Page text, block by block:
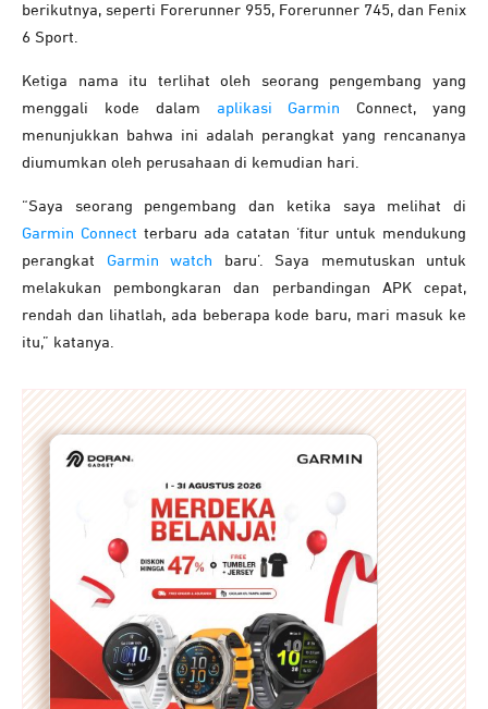
berikutnya, seperti Forerunner 955, Forerunner 745, dan Fenix
6 Sport.
Ketiga nama itu terlihat oleh seorang pengembang yang
menggali kode dalam aplikasi Garmin Connect, yang
menunjukkan bahwa ini adalah perangkat yang rencananya
diumumkan oleh perusahaan di kemudian hari.
“Saya seorang pengembang dan ketika saya melihat di
Garmin Connect terbaru ada catatan ‘fitur untuk mendukung
perangkat Garmin watch baru’. Saya memutuskan untuk
melakukan pembongkaran dan perbandingan APK cepat,
rendah dan lihatlah, ada beberapa kode baru, mari masuk ke
itu,” katanya.